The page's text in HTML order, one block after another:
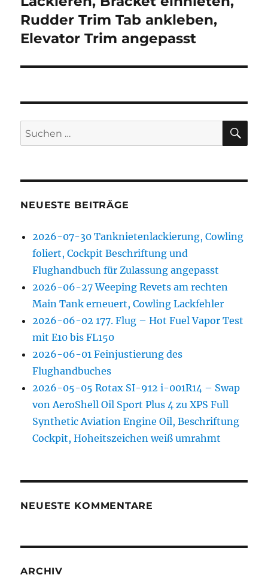
Rudder Trim Tab ankleben,
Elevator Trim angepasst
Suchen
nach:
NEUESTE BEITRÄGE
2026-07-30 Tanknietenlackierung, Cowling
foliert, Cockpit Beschriftung und
Flughandbuch für Zulassung angepasst
2026-06-27 Weeping Revets am rechten
Main Tank erneuert, Cowling Lackfehler
2026-06-02 177. Flug – Hot Fuel Vapor Test
mit E10 bis FL150
2026-06-01 Feinjustierung des
Flughandbuches
2026-05-05 Rotax SI-912 i-001R14 – Swap
von AeroShell Oil Sport Plus 4 zu XPS Full
Synthetic Aviation Engine Oil, Beschriftung
Cockpit, Hoheitszeichen weiß umrahmt
NEUESTE KOMMENTARE
ARCHIV